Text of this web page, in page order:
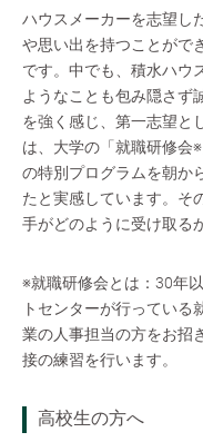
ハウスメーカーを志望し
や思い出を持つことがで
です。中でも、積水ハウ
ようなことも包み隠さず
を強く感じ、第一志望と
は、大学の「就職研修会
の特別プログラムを朝か
たと実感しています。そ
手がどのように受け取る
※就職研修会とは：30年
トセンターが行っている
業の人事担当の方をお招
接の練習を行います。
高校生の方へ